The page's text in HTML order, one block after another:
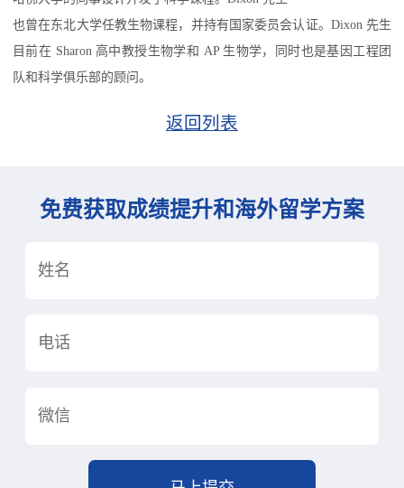
也曾在东北大学任教生物课程，并持有国家委员会认证。Dixon 先生
目前在 Sharon 高中教授生物学和 AP 生物学，同时也是基因工程团
队和科学俱乐部的顾问。
返回列表
免费获取成绩提升和海外留学方案